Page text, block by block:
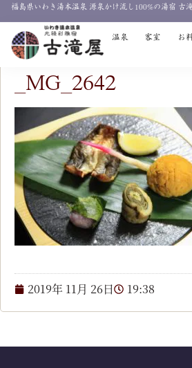
福島県いわき湯本温泉 源泉かけ流し100%の湯宿 古
温泉 客室 お
_MG_2642
2019年 11月 26日 19:38